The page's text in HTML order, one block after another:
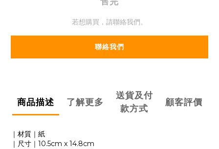
若想購買，請聯絡我們。
聯絡我們
商品描述 了解更多
送貨及付
款方式
顧客評價
｜材質｜紙
｜尺寸｜10.5cm x 14.8cm